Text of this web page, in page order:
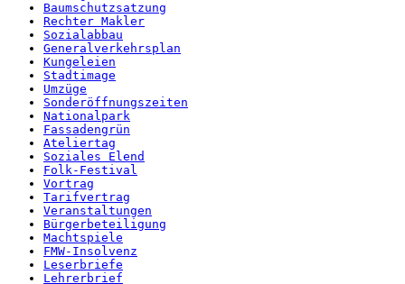
Baumschutzsatzung
Rechter Makler
Sozialabbau
Generalverkehrsplan
Kungeleien
Stadtimage
Umzüge
Sonderöffnungszeiten
Nationalpark
Fassadengrün
Ateliertag
Soziales Elend
Folk-Festival
Vortrag
Tarifvertrag
Veranstaltungen
Bürgerbeteiligung
Machtspiele
FMW-Insolvenz
Leserbriefe
Lehrerbrief